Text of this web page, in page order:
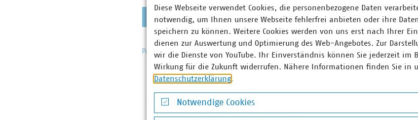
Passwort vergessen?
Diese Webseite verwendet Cookies, die personenbezogene Daten
notwendig, um Ihnen unsere Webseite fehlerfrei anbieten oder ihre
speichern zu können. Weitere Cookies werden von uns erst nach Ihrer
dienen zur Auswertung und Optimierung des Web-Angebotes. Zur
wir die Dienste von YouTube. Ihr Einverständnis können Sie jederzeit im
Wirkung für die Zukunft widerrufen. Nähere Informationen finden Sie in
Datenschutzerklärung.
Notwendige Cookies
Notwendige Cookies